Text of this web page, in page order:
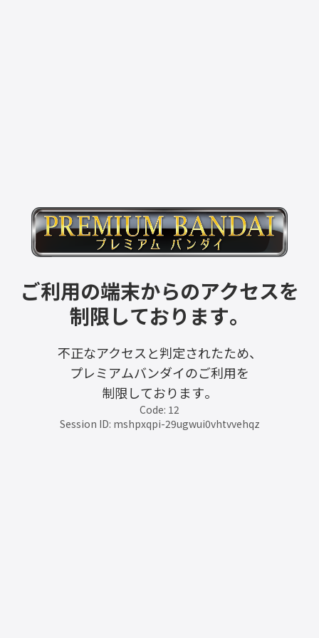
ご利用の端末からのアクセスを
制限しております。
不正なアクセスと判定されたため、
プレミアムバンダイのご利用を
制限しております。
Code: 12
Session ID: mshpxqpi-29ugwui0vhtvvehqz